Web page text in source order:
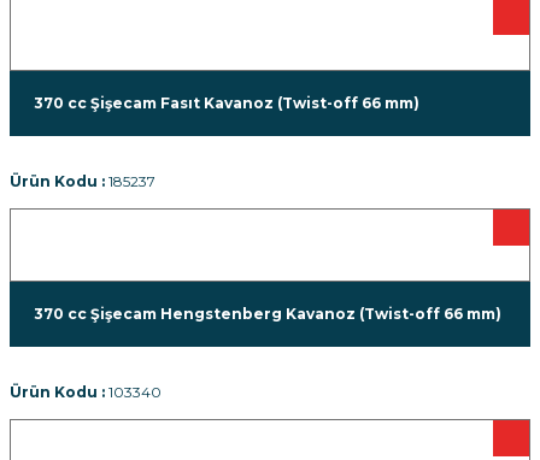
370 cc Şişecam Fasıt Kavanoz (Twist-off 66 mm)
Ürün Kodu : 185237
370 cc Şişecam Hengstenberg Kavanoz (Twist-off 66 mm)
Ürün Kodu : 103340